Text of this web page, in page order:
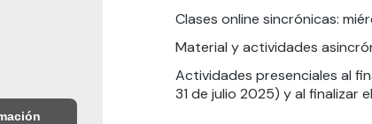
Clases online sincrónicas:
Material y actividades
Actividades presenciales al
31 de julio 2025) y al finalizar